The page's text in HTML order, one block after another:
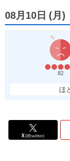
08月10日 (月 )
82
ほ